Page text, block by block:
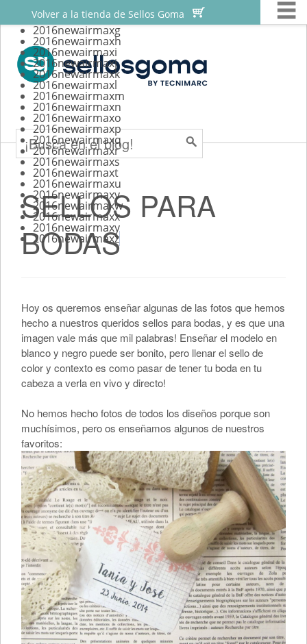
 
Volver a la tienda de Sellos Goma
2016newairmaxg
2016newairmaxh
2016newairmaxi
2016newairmaxj
2016newairmaxk
2016newairmaxl
2016newairmaxm
2016newairmaxn
2016newairmaxo
2016newairmaxp
2016newairmaxq
2016newairmaxr
2016newairmaxs
2016newairmaxt
2016newairmaxu
2016newairmaxv
2016newairmaxw
2016newairmaxx
2016newairmaxy
2016newairmaxz
Search
to
content
Sellos personalizados
Sellos para scrapbooking
Sellos para bodas
Sellos automaticos
Tutoriales
SELLOS PARA
BODAS
Hoy os queremos enseñar algunas de las fotos que hemos
hecho a nuestros queridos sellos para bodas, y es que una
imagen vale más que mil palabras! Enseñar el modelo en
blanco y negro puede ser bonito, pero llenar el sello de
color y contexto es como pasar de tener tu boda en tu
cabeza a verla en vivo y directo!
No hemos hecho fotos de todos los diseños porque son
muchísimos, pero os enseñamos algunos de nuestros
favoritos: